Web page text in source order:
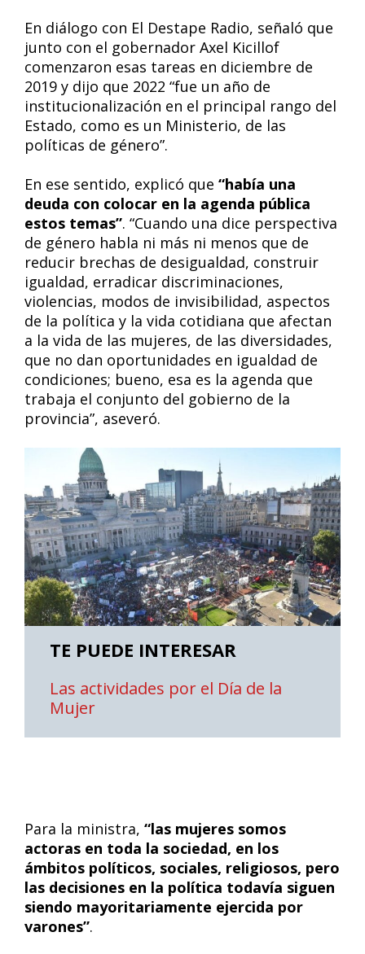
En diálogo con El Destape Radio, señaló que
junto con el gobernador Axel Kicillof
comenzaron esas tareas en diciembre de
2019 y dijo que 2022 “fue un año de
institucionalización en el principal rango del
Estado, como es un Ministerio, de las
políticas de género”.
En ese sentido, explicó que “había una
deuda con colocar en la agenda pública
estos temas”. “Cuando una dice perspectiva
de género habla ni más ni menos que de
reducir brechas de desigualdad, construir
igualdad, erradicar discriminaciones,
violencias, modos de invisibilidad, aspectos
de la política y la vida cotidiana que afectan
a la vida de las mujeres, de las diversidades,
que no dan oportunidades en igualdad de
condiciones; bueno, esa es la agenda que
trabaja el conjunto del gobierno de la
provincia”, aseveró.
TE PUEDE INTERESAR
Las actividades por el Día de la
Mujer
Para la ministra, “las mujeres somos
actoras en toda la sociedad, en los
ámbitos políticos, sociales, religiosos, pero
las decisiones en la política todavía siguen
siendo mayoritariamente ejercida por
varones”.